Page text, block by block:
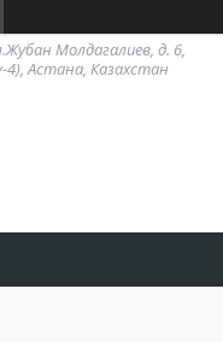
Молдагалиев, д. 6,
4), Астана, Казахстан